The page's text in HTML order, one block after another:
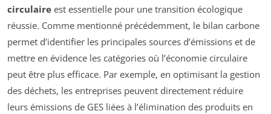
circulaire est essentielle pour une transition écologique
réussie. Comme mentionné précédemment, le bilan carbone
permet d’identifier les principales sources d’émissions et de
mettre en évidence les catégories où l’économie circulaire
peut être plus efficace. Par exemple, en optimisant la gestion
des déchets, les entreprises peuvent directement réduire
leurs émissions de GES liées à l’élimination des produits en